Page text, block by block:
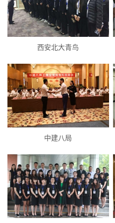
西安北大青鸟
中建八局